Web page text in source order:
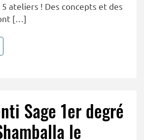
5 ateliers ! Des concepts et des
[…]
Sage 1er degré
le